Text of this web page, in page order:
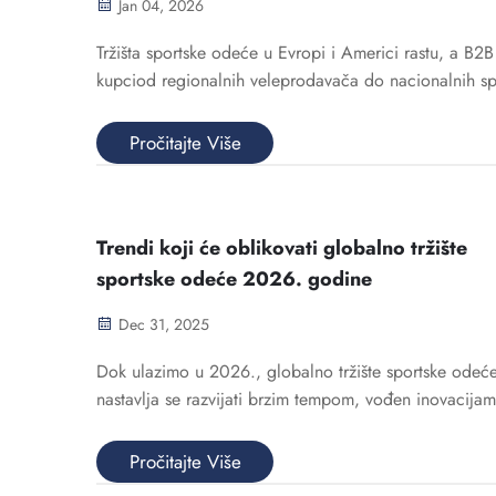
Jan 04, 2026
Tržišta sportske odeće u Evropi i Americi rastu, a B2B
kupciod regionalnih veleprodavača do nacionalnih
proizvode, već i neprekidno iskustvo u lancu
Kao posvećen...
Pročitajte Više
Trendi koji će oblikovati globalno tržište
sportske odeće 2026. godine
Dec 31, 2025
Dok ulazimo u 2026., globalno tržište sportske
nastavlja se razvijati brzim tempom, vođen
vlasnike brendova koji se specijaliziraju za
timske uniforme...
Pročitajte Više